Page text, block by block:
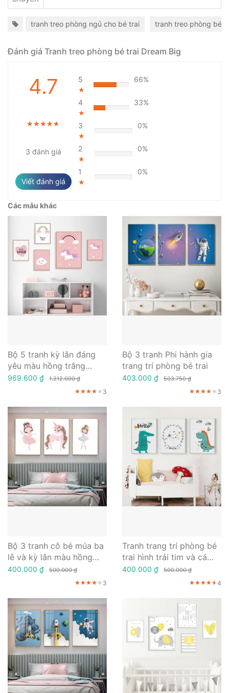
tranh treo phòng ngủ cho bé trai tranh treo phòng bé
Đánh giá Tranh treo phòng bé trai Dream Big
4.7
★★★★★
★★★★★
★★★★★
3 đánh giá
Viết đánh giá
5
★
66%
4
★
33%
3
★
0%
2
★
0%
1
★
0%
Các mẫu khác
Bộ 5 tranh kỳ lân đáng
yêu màu hồng trắng
trang trí phòng bé gái
969.600 ₫ 1.212.000 ₫
★★★★★
★★★★★
★★★★★ 3
Bộ 3 tranh Phi hành gia
trang trí phòng bé trai
403.000 ₫ 503.750 ₫
★★★★★
★★★★★
★★★★★ 3
Bộ 3 tranh cô bé múa ba
lê và kỳ lân màu hồng
trắng đáng yêu
400.000 ₫ 500.000 ₫
★★★★★
★★★★★
★★★★★ 3
Tranh trang trí phòng bé
trai hình trái tim và cá
sấu ngộ nghĩnh
400.000 ₫ 500.000 ₫
★★★★★
★★★★★
★★★★★4